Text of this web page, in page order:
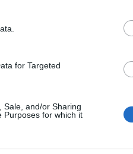
for Targeted
Sale, and/or Sharing
Purposes for which it